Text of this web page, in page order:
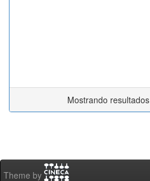
Mostrando
Theme by